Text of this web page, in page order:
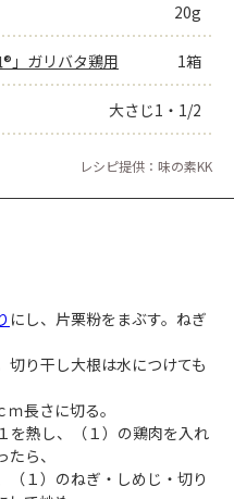
20g
」ガリバタ鶏用 1箱
大さじ1・1/2
レシピ提供：味の素KK
にし、片栗粉をまぶす。ねぎ
切り干し大根は水につけても
長さに切る。
を熱し、（１）の鶏肉を入れ
ら、
（１）のねぎ・しめじ・切り